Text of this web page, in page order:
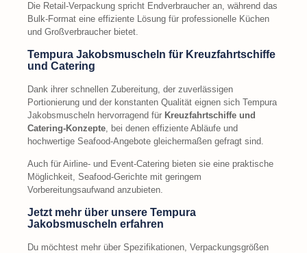
Die Retail-Verpackung spricht Endverbraucher an, während das
Bulk-Format eine effiziente Lösung für professionelle Küchen
und Großverbraucher bietet.
Tempura Jakobsmuscheln für Kreuzfahrtschiffe
und Catering
Dank ihrer schnellen Zubereitung, der zuverlässigen
Portionierung und der konstanten Qualität eignen sich Tempura
Jakobsmuscheln hervorragend für Kreuzfahrtschiffe und
Catering-Konzepte , bei denen effiziente Abläufe und
hochwertige Seafood-Angebote gleichermaßen gefragt sind.
Auch für Airline- und Event-Catering bieten sie eine praktische
Möglichkeit, Seafood-Gerichte mit geringem
Vorbereitungsaufwand anzubieten.
Jetzt mehr über unsere Tempura
Jakobsmuscheln erfahren
Du möchtest mehr über Spezifikationen, Verpackungsgrößen